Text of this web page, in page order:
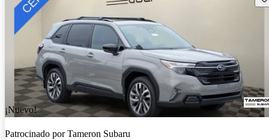
¡Nuevo!
Patrocinado porTameron Subaru